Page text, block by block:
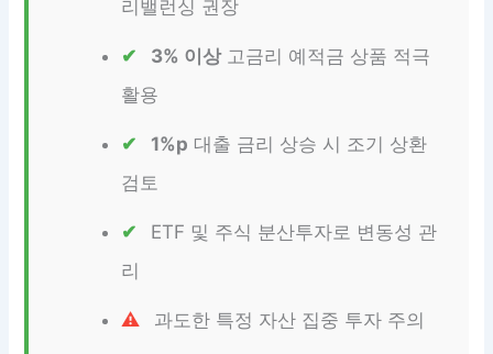
리밸런싱 권장
3% 이상고금리 예적금 상품 적극
활용
1%p 대출 금리 상승 시 조기 상환
검토
ETF 및 주식 분산투자로 변동성 관
리
과도한 특정 자산 집중 투자 주의